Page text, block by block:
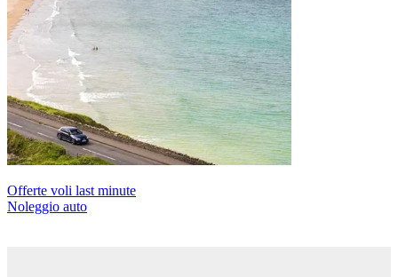
Offerte voli last minute
Noleggio auto